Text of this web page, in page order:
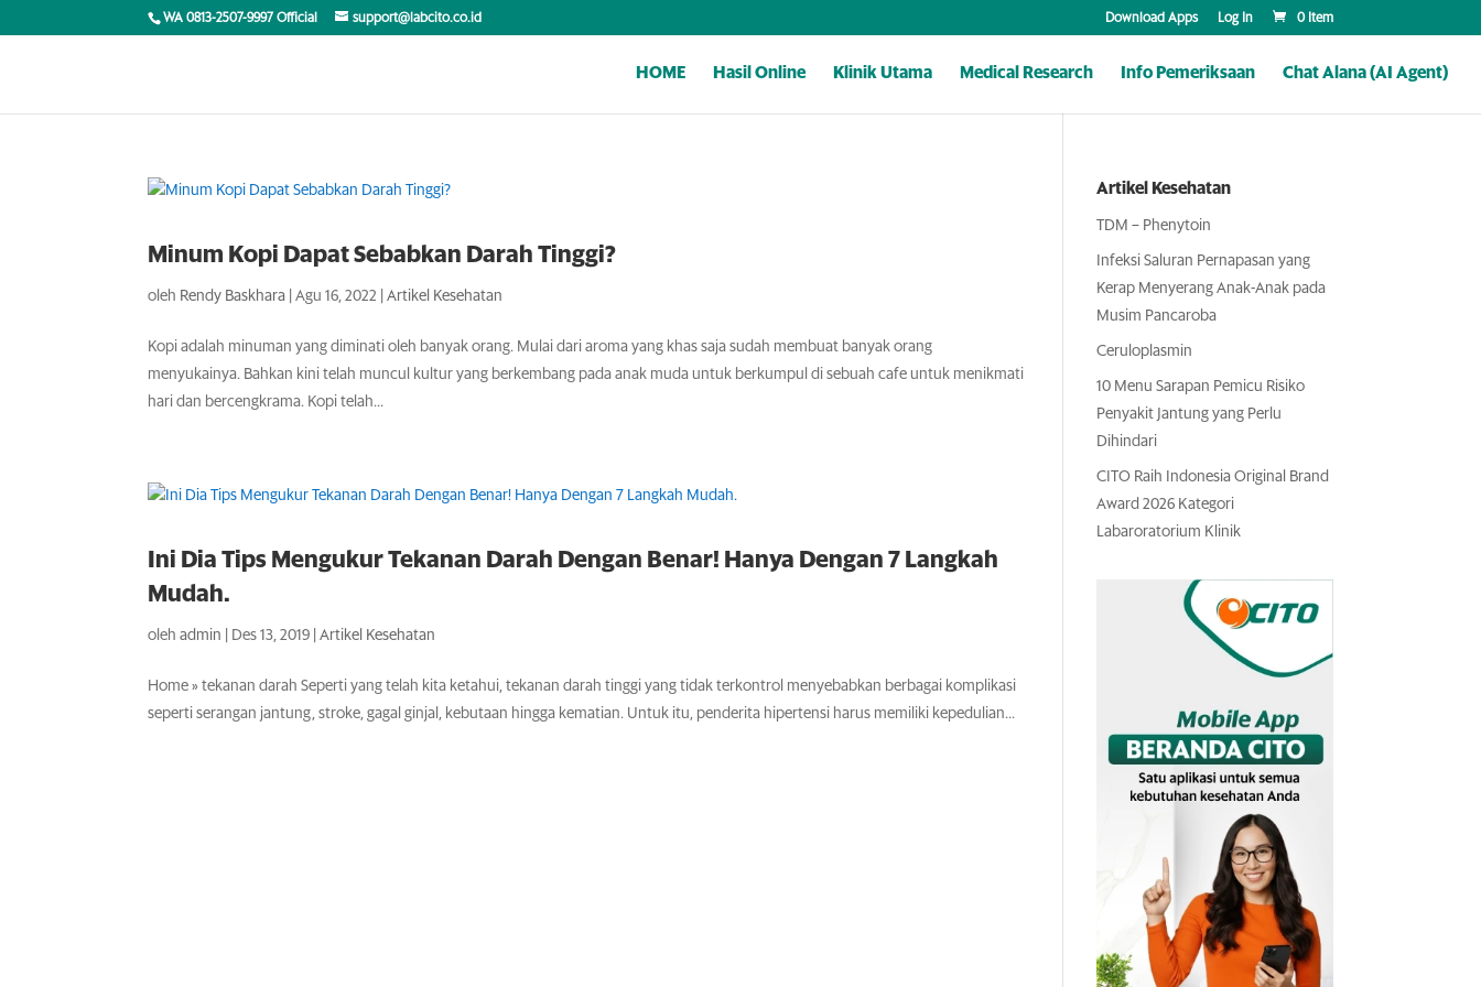
WA 0813-2507-9997 Official support@labcito.co.id Download Apps Log In 0 Item
HOME Hasil Online Klinik Utama Medical Research Info Pemeriksaan Chat Alana (AI Agent)
Minum Kopi Dapat Sebabkan Darah Tinggi?
oleh Rendy Baskhara |Agu 16, 2022 |Artikel Kesehatan
Kopi adalah minuman yang diminati oleh banyak orang. Mulai dari aroma yang khas saja sudah membuat banyak orang
menyukainya. Bahkan kini telah muncul kultur yang berkembang pada anak muda untuk berkumpul di sebuah cafe untuk menikmati
hari dan bercengkrama. Kopi telah...
Ini Dia Tips Mengukur Tekanan Darah Dengan Benar! Hanya Dengan 7 Langkah
Mudah.
olehadmin Des 13, 2019 |Artikel Kesehatan
Home » tekanan darah Seperti yang telah kita ketahui, tekanan darah tinggi yang tidak terkontrol menyebabkan berbagai komplikasi
seperti serangan jantung, stroke, gagal ginjal, kebutaan hingga kematian. Untuk itu, penderita hipertensi harus memiliki kepedulian...
Artikel Kesehatan
TDM – Phenytoin
Infeksi Saluran Pernapasan yang
Kerap Menyerang Anak-Anak pada
Musim Pancaroba
Ceruloplasmin
10 Menu Sarapan Pemicu Risiko
Penyakit Jantung yang Perlu
Dihindari
CITO Raih Indonesia Original Brand
Award 2026 Kategori
Labaroratorium Klinik